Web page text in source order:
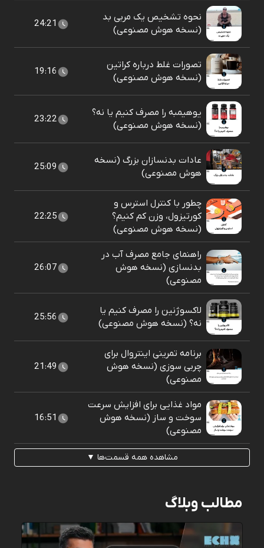
نحوه تشخیص یک مربی بد
(نسخه هوش مصنوعی)
24:21
تصورات غلط درباره کراتین
(نسخه هوش مصنوعی)
19:16
یوهیمبه را مصرف کنیم یا نه؟
(نسخه هوش مصنوعی)
23:22
عادات بدنسازان بزرگ (نسخه
هوش مصنوعی)
25:09
چطور با کنترل استرس و
کورتیزول، وزن کم کنیم؟
(نسخه هوش مصنوعی)
22:25
راهنمای جامع مصرف آب در
بدنسازی (نسخه هوش
مصنوعی)
26:07
لاکسوژنین را مصرف کنیم یا
نه؟ (نسخه هوش مصنوعی)
25:56
برنامه تمرینی اینتروال برای
چربی سوزی (نسخه هوش
مصنوعی)
21:49
مواد غذایی برای افزایش سرعت
سوخت و ساز (نسخه هوش
مصنوعی)
16:51
مشاهده همه قسمت‌ها ▼
مطالب وبلاگ